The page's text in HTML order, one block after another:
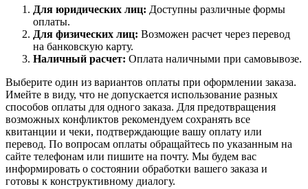
Для юридических лиц: Доступны различные формы
оплаты.
Для физических лиц: Возможен расчет через перевод
на банковскую карту.
Наличный расчет: Оплата наличными при самовывозе.
Выберите один из вариантов оплаты при оформлении заказа.
Имейте в виду, что не допускается использование разных
способов оплаты для одного заказа. Для предотвращения
возможных конфликтов рекомендуем сохранять все
квитанции и чеки, подтверждающие вашу оплату или
перевод. По вопросам оплаты обращайтесь по указанным на
сайте телефонам или пишите на почту. Мы будем вас
информировать о состоянии обработки вашего заказа и
готовы к конструктивному диалогу.